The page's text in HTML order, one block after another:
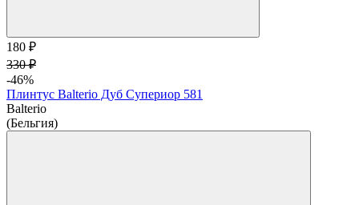
180 ₽
330 ₽
-46%
Плинтус Balterio Дуб Супериор 581
Balterio
(Бельгия)